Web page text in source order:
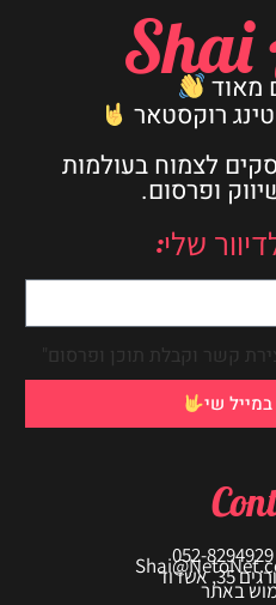
מאוד
לצמוח בעולמות
שלי:
קשר וקבלת תוכן ופרסום"
שי
אשדוד
באתר